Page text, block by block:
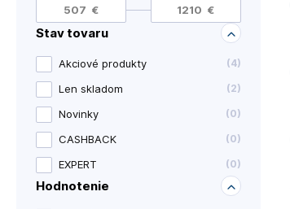
Stav tovaru
Akciové produkty (4)
Len skladom (2)
Novinky (0)
CASHBACK (0)
EXPERT (0)
Hodnotenie